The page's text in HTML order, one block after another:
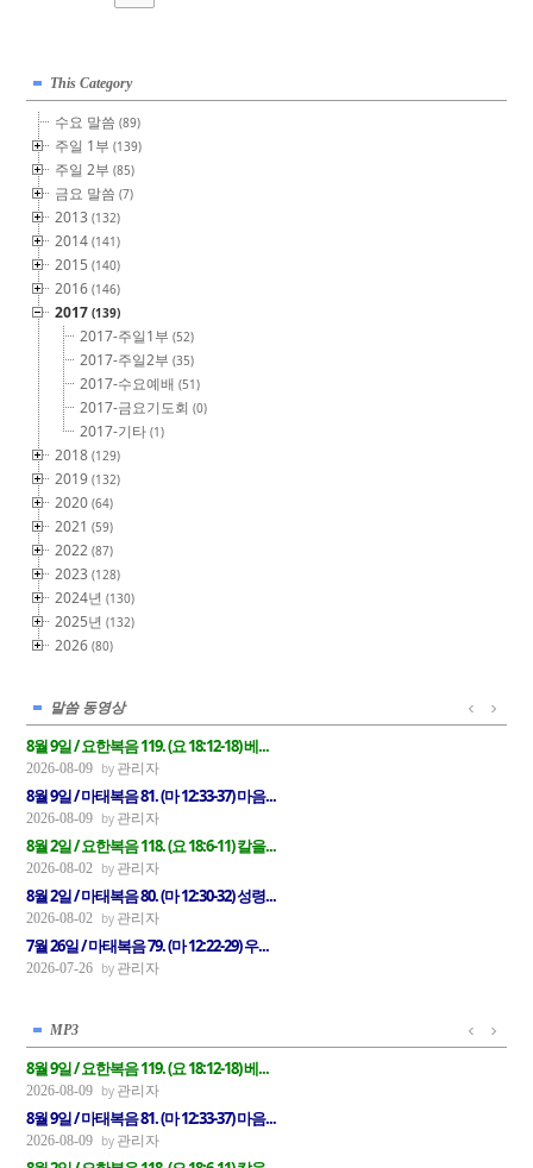
This Category
수요 말씀(89)
주일 1부(139)
주일 2부(85)
금요 말씀(7)
2013(132)
2014(141)
2015(140)
2016(146)
2017(139)
2017-주일1부(52)
2017-주일2부(35)
2017-수요예배(51)
2017-금요기도회(0)
2017-기타(1)
2018(129)
2019(132)
2020(64)
2021(59)
2022(87)
2023(128)
2024년(130)
2025년(132)
2026(80)
말씀 동영상
8월 9일 / 요한복음 119. (요 18:12-18) 베...
2026-08-09 관리자
8월 9일 / 마태복음 81. (마 12:33-37) 마음...
2026-08-09 관리자
8월 2일 / 요한복음 118. (요 18:6-11) 칼을...
2026-08-02 관리자
8월 2일 / 마태복음 80. (마 12:30-32) 성령...
2026-08-02 관리자
7월 26일 / 마태복음 79. (마 12:22-29) 우...
2026-07-26 관리자
MP3
8월 9일 / 요한복음 119. (요 18:12-18) 베...
2026-08-09 관리자
8월 9일 / 마태복음 81. (마 12:33-37) 마음...
2026-08-09 관리자